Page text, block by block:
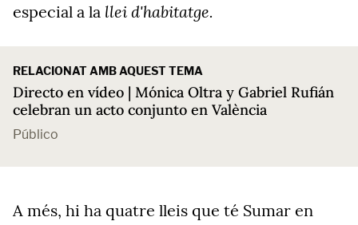
especial a la llei d'habitatge.
RELACIONAT AMB AQUEST TEMA
Directo en vídeo | Mónica Oltra y Gabriel Rufián
celebran un acto conjunto en València
Público
A més, hi ha quatre lleis que té Sumar en